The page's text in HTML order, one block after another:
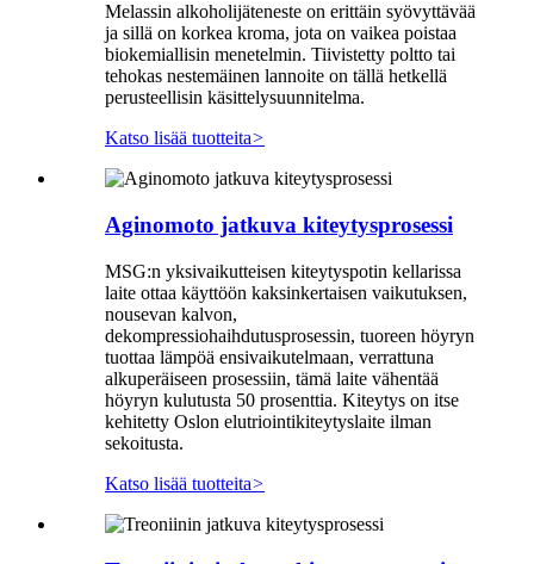
Melassin alkoholijäteneste on erittäin syövyttävää
ja sillä on korkea kroma, jota on vaikea poistaa
biokemiallisin menetelmin. Tiivistetty poltto tai
tehokas nestemäinen lannoite on tällä hetkellä
perusteellisin käsittelysuunnitelma.
Katso lisää tuotteita>
Aginomoto jatkuva kiteytysprosessi
MSG:n yksivaikutteisen kiteytyspotin kellarissa
laite ottaa käyttöön kaksinkertaisen vaikutuksen,
nousevan kalvon,
dekompressiohaihdutusprosessin, tuoreen höyryn
tuottaa lämpöä ensivaikutelmaan, verrattuna
alkuperäiseen prosessiin, tämä laite vähentää
höyryn kulutusta 50 prosenttia. Kiteytys on itse
kehitetty Oslon elutriointikiteytyslaite ilman
sekoitusta.
Katso lisää tuotteita>